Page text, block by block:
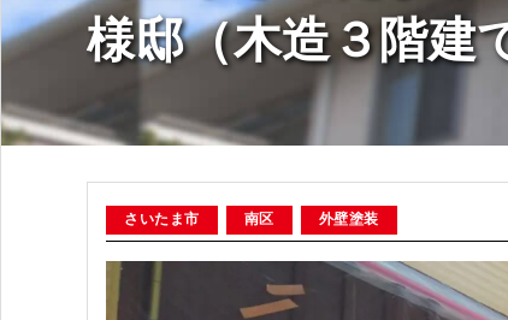
様邸（木造３階建
さいたま市 南区 外壁塗装